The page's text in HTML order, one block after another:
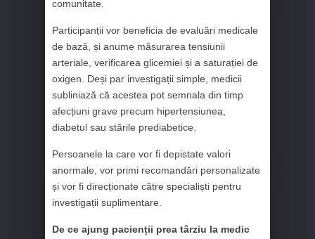
comunitate.
Participanții vor beneficia de evaluări medicale
de bază, și anume măsurarea tensiunii
arteriale, verificarea glicemiei și a saturației de
oxigen. Deși par investigații simple, medicii
subliniază că acestea pot semnala din timp
afecțiuni grave precum hipertensiunea,
diabetul sau stările prediabetice.
Persoanele la care vor fi depistate valori
anormale, vor primi recomandări personalizate
și vor fi direcționate către specialiști pentru
investigații suplimentare.
De ce ajung pacienții prea târziu la medic